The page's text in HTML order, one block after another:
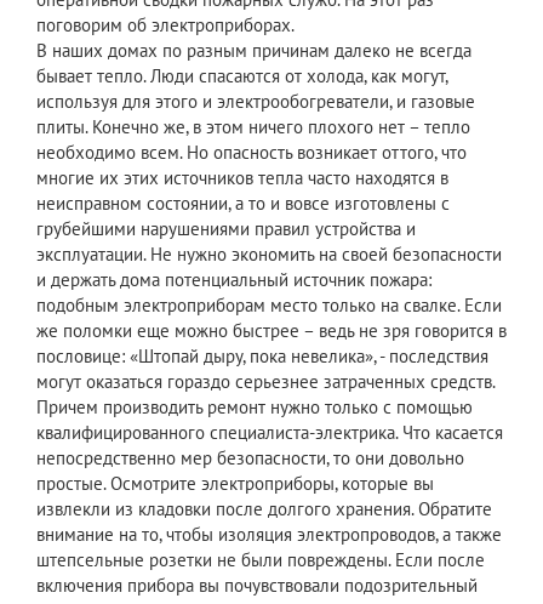
поговорим об электроприборах.
В наших домах по разным причинам далеко не всегда
бывает тепло. Люди спасаются от холода, как могут,
используя для этого и электрообогреватели, и газовые
плиты. Конечно же, в этом ничего плохого нет – тепло
необходимо всем. Но опасность возникает оттого, что
многие их этих источников тепла часто находятся в
неисправном состоянии, а то и вовсе изготовлены с
грубейшими нарушениями правил устройства и
эксплуатации. Не нужно экономить на своей безопасности
и держать дома потенциальный источник пожара:
подобным электроприборам место только на свалке. Если
же поломки еще можно быстрее – ведь не зря говорится в
пословице: «Штопай дыру, пока невелика», - последствия
могут оказаться гораздо серьезнее затраченных средств.
Причем производить ремонт нужно только с помощью
квалифицированного специалиста-электрика. Что касается
непосредственно мер безопасности, то они довольно
простые. Осмотрите электроприборы, которые вы
извлекли из кладовки после долгого хранения. Обратите
внимание на то, чтобы изоляция электропроводов, а также
штепсельные розетки не были повреждены. Если после
включения прибора вы почувствовали подозрительный